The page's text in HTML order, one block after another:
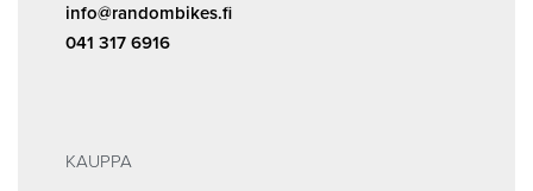
info@randombikes.fi
041 317 6916
KAUPPA